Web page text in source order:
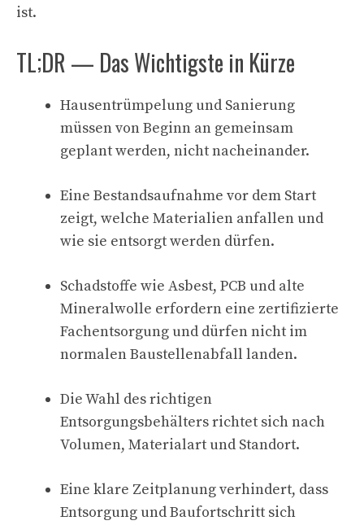
ist.
TL;DR — Das Wichtigste in Kürze
Hausentrümpelung und Sanierung
müssen von Beginn an gemeinsam
geplant werden, nicht nacheinander.
Eine Bestandsaufnahme vor dem Start
zeigt, welche Materialien anfallen und
wie sie entsorgt werden dürfen.
Schadstoffe wie Asbest, PCB und alte
Mineralwolle erfordern eine zertifizierte
Fachentsorgung und dürfen nicht im
normalen Baustellenabfall landen.
Die Wahl des richtigen
Entsorgungsbehälters richtet sich nach
Volumen, Materialart und Standort.
Eine klare Zeitplanung verhindert, dass
Entsorgung und Baufortschritt sich